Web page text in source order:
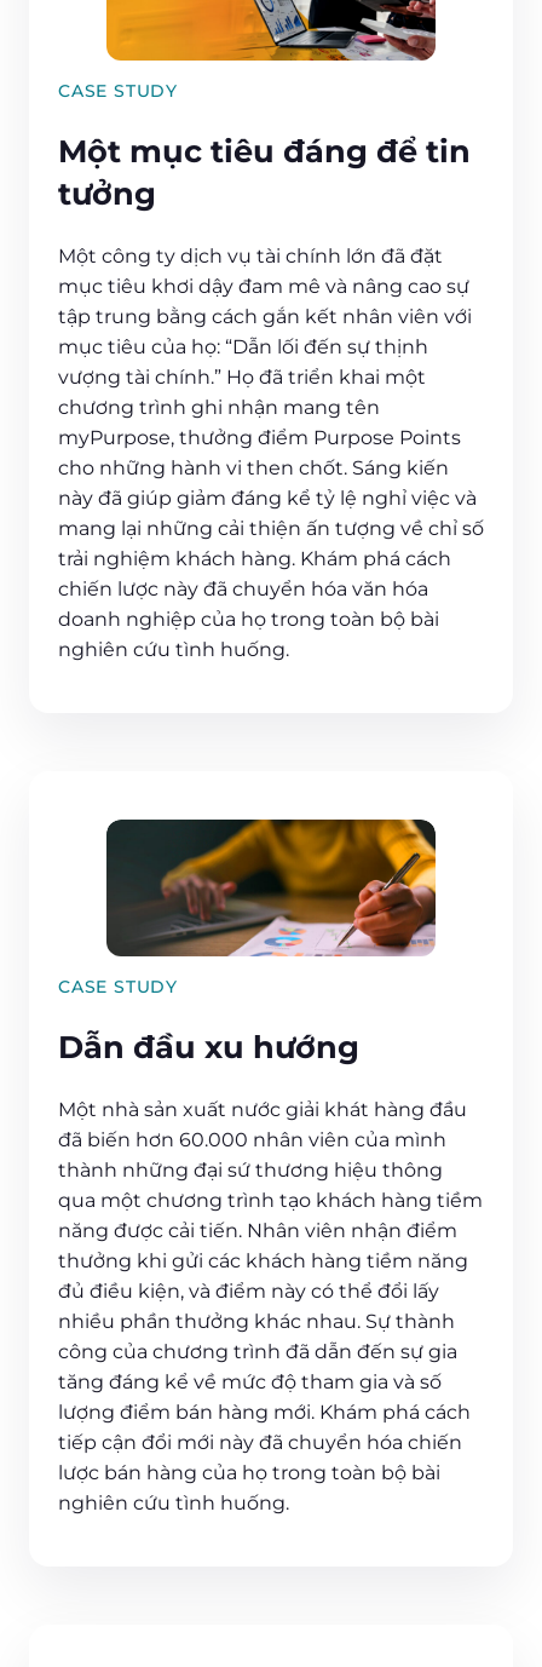
CASE STUDY
Một mục tiêu đáng để tin
tưởng
Một công ty dịch vụ tài chính lớn đã đặt
mục tiêu khơi dậy đam mê và nâng cao sự
tập trung bằng cách gắn kết nhân viên với
mục tiêu của họ: “Dẫn lối đến sự thịnh
vượng tài chính.” Họ đã triển khai một
chương trình ghi nhận mang tên
myPurpose, thưởng điểm Purpose Points
cho những hành vi then chốt. Sáng kiến
này đã giúp giảm đáng kể tỷ lệ nghỉ việc và
mang lại những cải thiện ấn tượng về chỉ số
trải nghiệm khách hàng. Khám phá cách
chiến lược này đã chuyển hóa văn hóa
doanh nghiệp của họ trong toàn bộ bài
nghiên cứu tình huống.
CASE STUDY
Dẫn đầu xu hướng
Một nhà sản xuất nước giải khát hàng đầu
đã biến hơn 60.000 nhân viên của mình
thành những đại sứ thương hiệu thông
qua một chương trình tạo khách hàng tiềm
năng được cải tiến. Nhân viên nhận điểm
thưởng khi gửi các khách hàng tiềm năng
đủ điều kiện, và điểm này có thể đổi lấy
nhiều phần thưởng khác nhau. Sự thành
công của chương trình đã dẫn đến sự gia
tăng đáng kể về mức độ tham gia và số
lượng điểm bán hàng mới. Khám phá cách
tiếp cận đổi mới này đã chuyển hóa chiến
lược bán hàng của họ trong toàn bộ bài
nghiên cứu tình huống.